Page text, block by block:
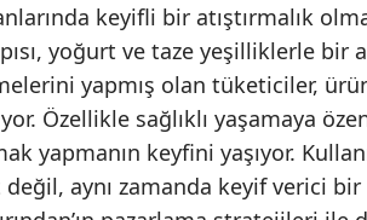
keyifli bir atıştırmalık
yoğurt ve taze yeşilliklerle bir
yapmış olan tüketiciler,
Özellikle sağlıklı yaşamaya
yapmanın keyfini yaşıyor.
değil, aynı zamanda keyif verici